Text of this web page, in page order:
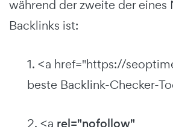
während der zweite der
Backlinks ist:
1. <a href="https://
beste Backlink-Checker-
2. <a rel="nofollow"